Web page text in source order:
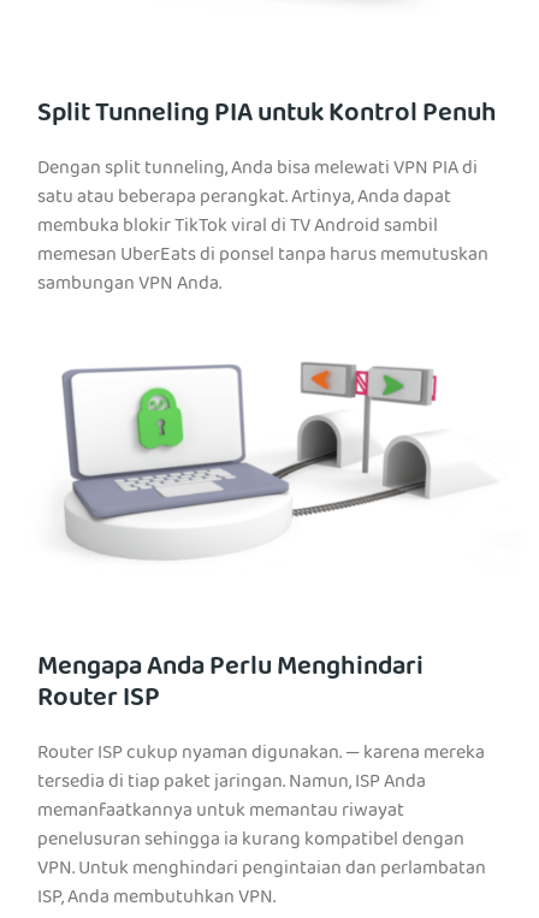
Split Tunneling PIA untuk Kontrol Penuh
Dengan split tunneling, Anda bisa melewati VPN PIA di
satu atau beberapa perangkat. Artinya, Anda dapat
membuka blokir TikTok viral di TV Android sambil
memesan UberEats di ponsel tanpa harus memutuskan
sambungan VPN Anda.
Mengapa Anda Perlu Menghindari
Router ISP
Router ISP cukup nyaman digunakan. — karena mereka
tersedia di tiap paket jaringan. Namun, ISP Anda
memanfaatkannya untuk memantau riwayat
penelusuran sehingga ia kurang kompatibel dengan
VPN. Untuk menghindari pengintaian dan perlambatan
ISP, Anda membutuhkan VPN.